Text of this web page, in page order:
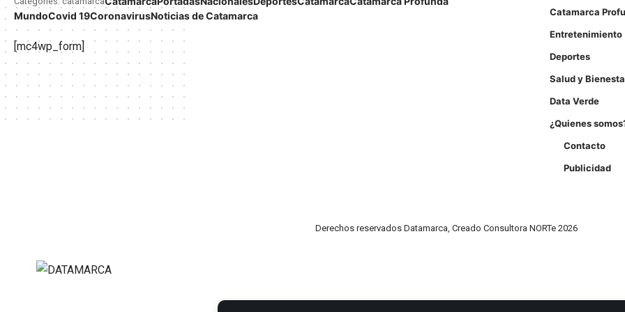
MundoCovid 19CoronavirusNoticias de Catamarca
[mc4wp_form]
Catamarca
Entretenimiento
Deportes
Salud y
Data Verde
¿Quienes
Contacto
Publicidad
Derechos reservados Datamarca, Creado Consultora NORTe 2026